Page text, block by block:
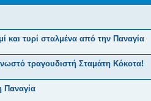
και τυρί σταλμένα από την Παναγία
τραγουδιστή Σταμάτη Κόκοτα!
Παναγία